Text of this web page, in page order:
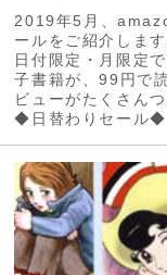
2019年5月、
ールをご紹介しま
日付限定・月限定
子書籍が、99円で
ビューがたくさん
◆日替わりセー